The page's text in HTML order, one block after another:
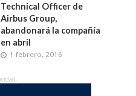
Technical Officer de
Airbus Group,
abandonará la compañía
en abril
1 febrero, 2016